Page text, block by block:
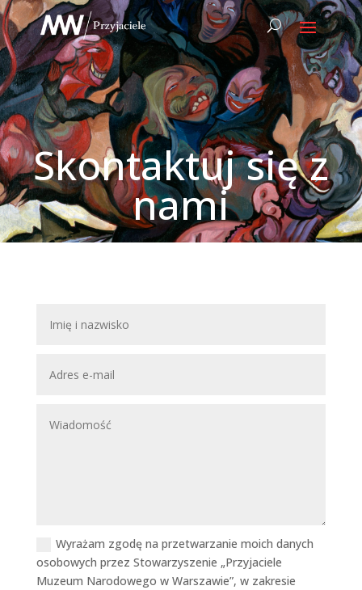
Skontaktuj się z
nami
Wyrażam zgodę na przetwarzanie moich danych
osobowych przez Stowarzyszenie „Przyjaciele
Muzeum Narodowego w Warszawie”, w zakresie